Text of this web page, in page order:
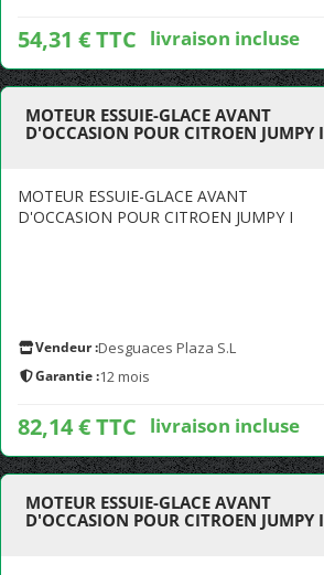
54,31 € TTC livraison incluse
MOTEUR ESSUIE-GLACE AVANT
D'OCCASION POUR CITROEN JUMPY I
MOTEUR ESSUIE-GLACE AVANT
D'OCCASION POUR CITROEN JUMPY I
Vendeur :Desguaces Plaza S.L
Garantie :12 mois
82,14 € TTC livraison incluse
MOTEUR ESSUIE-GLACE AVANT
D'OCCASION POUR CITROEN JUMPY I